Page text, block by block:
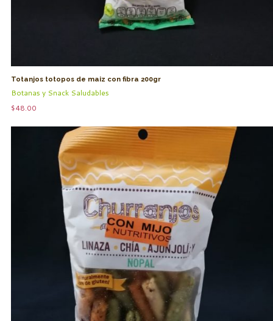
Totanjos totopos de maiz con fibra 200gr
Botanas y Snack Saludables
$48.00